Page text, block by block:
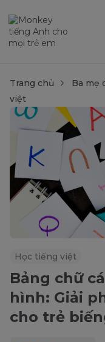
Trang chủ Ba mẹ
việt
Học tiếng việt
Bảng chữ
hình: Giải
cho trẻ